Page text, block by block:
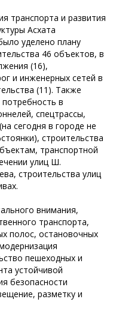
транспорта и развития
Асхата
уделено плану
46 объектов, в
(16),
и инженерных сетей в
(11). Также
в
спецтрассы,
сегодня в городе не
строительства
транспортной
улиц Ш.
строительства улиц
внимания,
транспорта,
полос, остановочных
пешеходных и
устойчивой
безопасности
разметку и